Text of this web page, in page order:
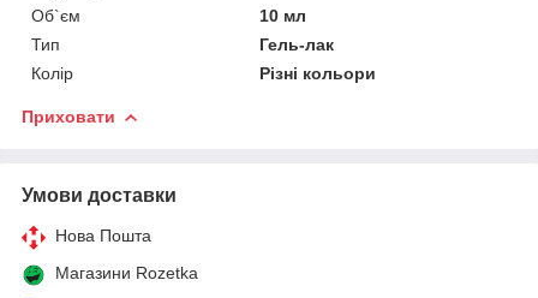
Об`єм
10 мл
Тип
Гель-лак
Колір
Різні кольори
Приховати
Умови доставки
Нова Пошта
Магазини Rozetka